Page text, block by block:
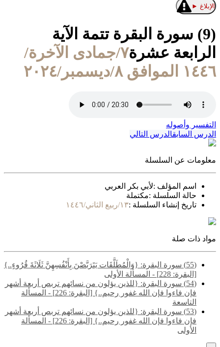
الإبلاغ ►
(9) سورة البقرة تتمة الآية
الرابعة عشرة ٧/جمادى الآخرة/
١٤٤٦ الموافق ٨/ديسمبر/٢٠٢٤
التفسير وأصوله
الدرس السابقالدرس التالي
معلومات عن السلسلة
اسم المؤلف :لأبي بكر العربي
حالة السلسلة :مكتملة
تاريخ إنشاء السلسلة :١٣/ربيع الثاني/١٤٤٦
مواد ذات صلة
(55) سورة البقرة: {وَالْمُطَلَّقَات يَتَرَبَّصْنَ بِأَنْفُسِهِنَّ ثَلَاثَةَ قُرُوءٍ..}
[البقرة: 228] - المسألة الأولى
(54) سورة البقرة: {للذين يؤلون من نسائهم تربص أربعة أشهر
فإن فاءوا فإن الله غفور رحيم..} [البقرة: 226] - المسألة
التاسعة
(53) سورة البقرة: {للذين يؤلون من نسائهم تربص أربعة أشهر
فإن فاءوا فإن الله غفور رحيم..} [البقرة: 226] - المسألة
الأولى